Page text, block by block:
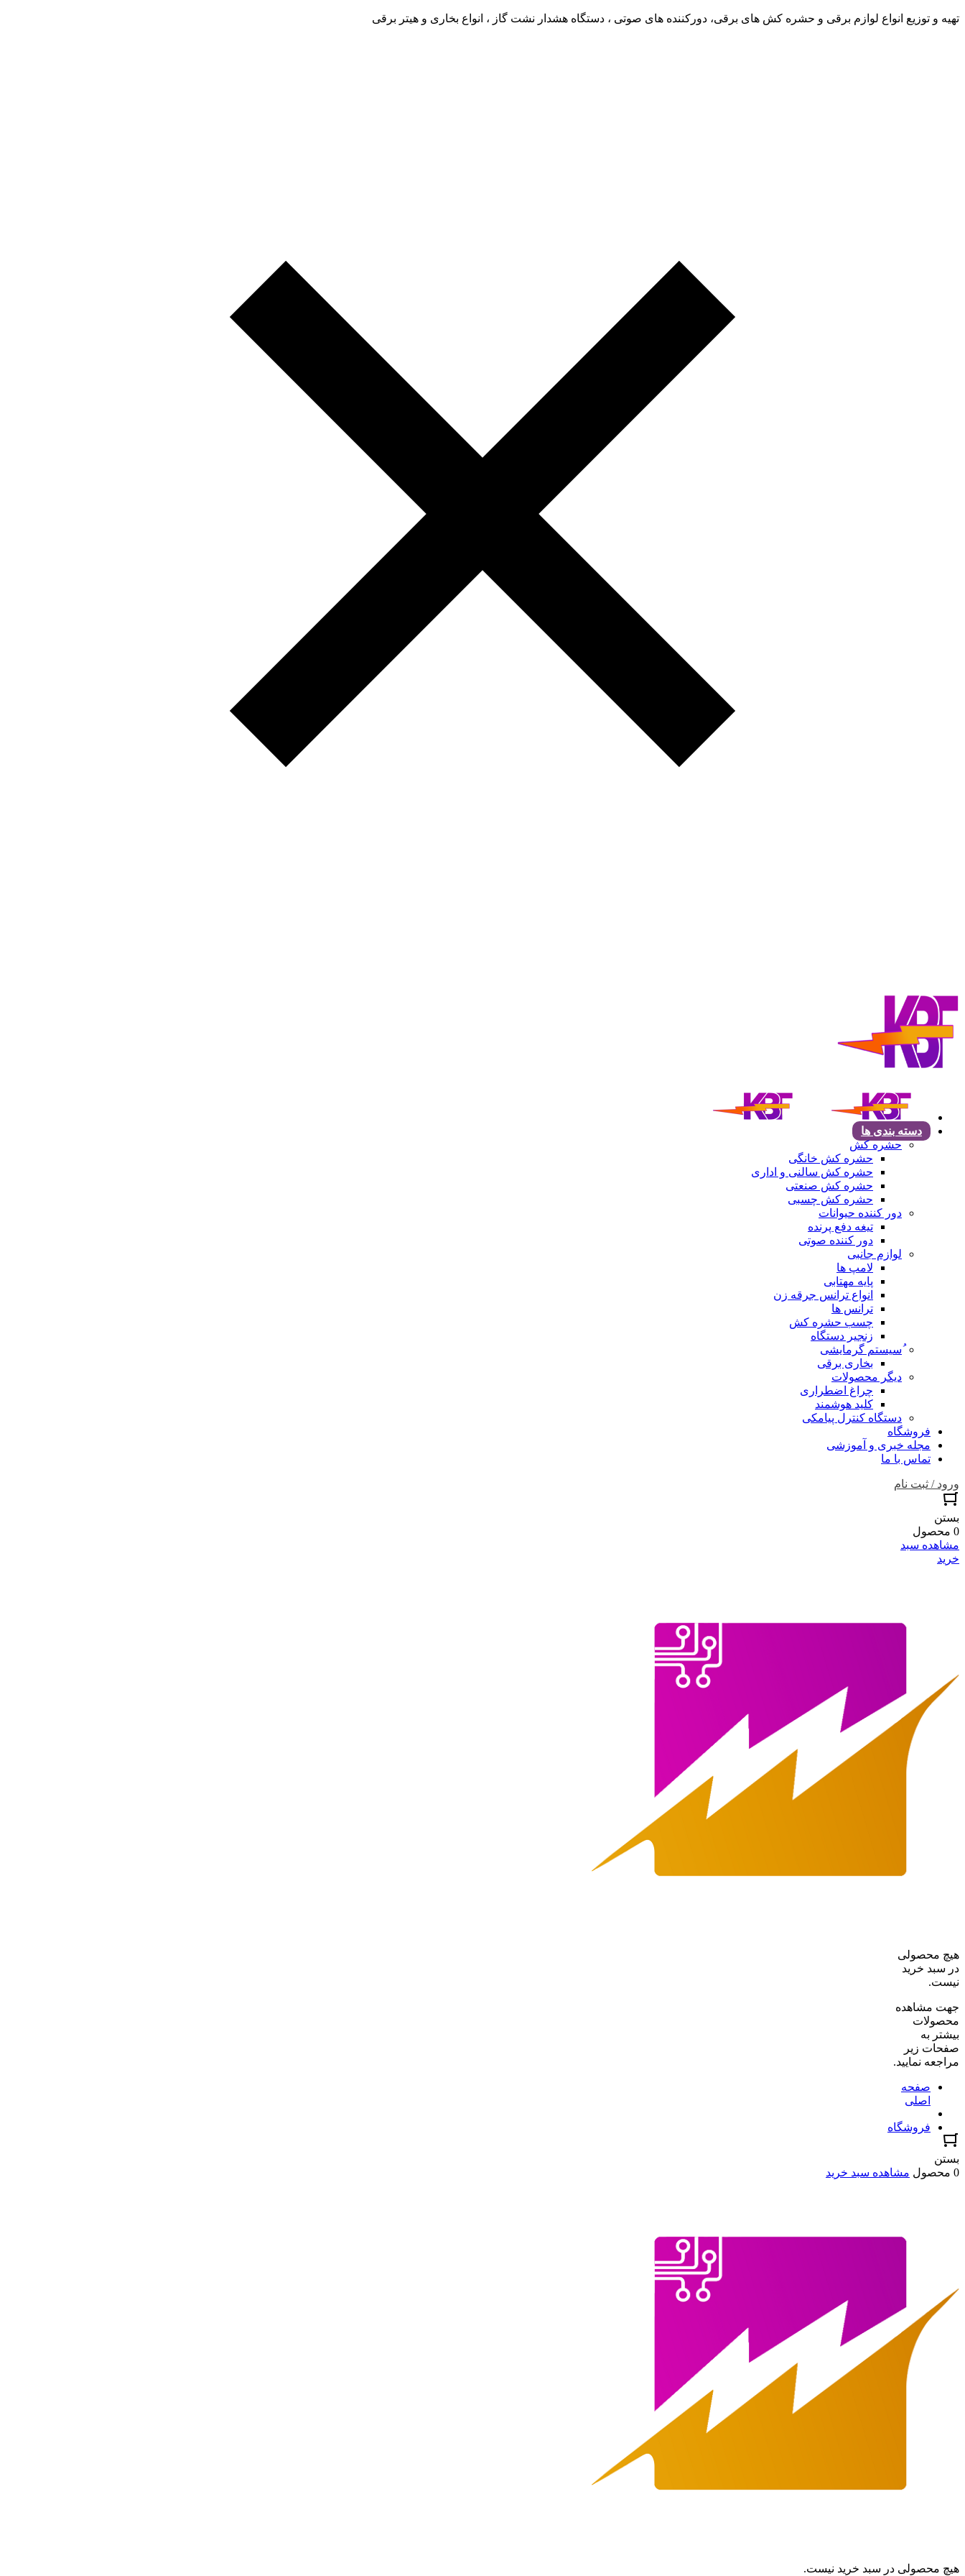
تهیه و توزیع انواع لوازم برقی و حشره کش های برقی، دورکننده های صوتی ، دستگاه هشدار نشت گاز ، انواع بخاری و هیتر برقی
دسته بندی ها
حشره کش
حشره کش خانگی
حشره کش سالنی و اداری
حشره کش صنعتی
حشره کش چسبی
دور کننده حیوانات
تیغه دفع پرنده
دور کننده صوتی
لوازم جانبی
لامپ ها
پایه مهتابی
انواع ترانس جرقه زن
ترانس ها
چسب حشره کش
زنجیر دستگاه
ُسیستم گرمایشی
بخاری برقی
دیگر محصولات
چراغ اضطراری
کلید هوشمند
دستگاه کنترل پیامکی
فروشگاه
مجله خبری و آموزشی
تماس با ما
ورود / ثبت نام
بستن
0 محصول
مشاهده سبد
خرید
هیچ محصولی
در سبد خرید
نیست.
جهت مشاهده
محصولات
بیشتر به
صفحات زیر
مراجعه نمایید.
صفحه
اصلی
فروشگاه
بستن
0 محصول
مشاهده سبد خرید
هیچ محصولی در سبد خرید نیست.